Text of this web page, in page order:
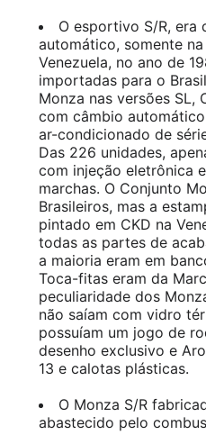
O esportivo S/R, era
automático, somente
Venezuela, no ano de
importadas para o
Monza nas versões SL,
com câmbio
ar-condicionado de
Das 226 unidades,
com injeção eletrônica
marchas. O Conjunto
Brasileiros, mas a
pintado em CKD na
todas as partes de
a maioria eram em
Toca-fitas eram da
peculiaridade dos
não saíam com vidro
possuíam um jogo de
desenho exclusivo e
13 e calotas plásticas.
O Monza S/R
abastecido pelo